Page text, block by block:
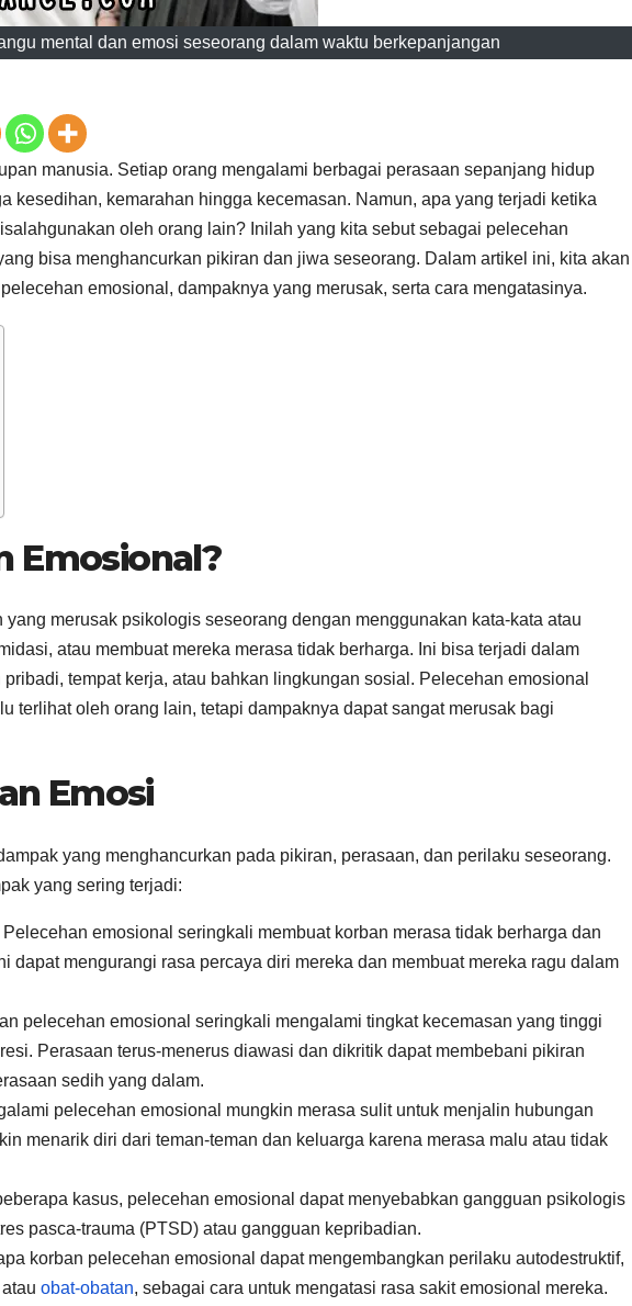
mental dan emosi seseorang dalam waktu berkepanjangan
manusia. Setiap orang mengalami berbagai perasaan sepanjang hidup
kesedihan, kemarahan hingga kecemasan. Namun, apa yang terjadi ketika
oleh orang lain? Inilah yang kita sebut sebagai pelecehan
bisa menghancurkan pikiran dan jiwa seseorang. Dalam artikel ini, kita akan
emosional, dampaknya yang merusak, serta cara mengatasinya.
Emosional?
merusak psikologis seseorang dengan menggunakan kata-kata atau
atau membuat mereka merasa tidak berharga. Ini bisa terjadi dalam
tempat kerja, atau bahkan lingkungan sosial. Pelecehan emosional
terlihat oleh orang lain, tetapi dampaknya dapat sangat merusak bagi
Emosi
yang menghancurkan pada pikiran, perasaan, dan perilaku seseorang.
yang sering terjadi:
Pelecehan emosional seringkali membuat korban merasa tidak berharga dan
dapat mengurangi rasa percaya diri mereka dan membuat mereka ragu dalam
pelecehan emosional seringkali mengalami tingkat kecemasan yang tinggi
Perasaan terus-menerus diawasi dan dikritik dapat membebani pikiran
sedih yang dalam.
pelecehan emosional mungkin merasa sulit untuk menjalin hubungan
menarik diri dari teman-teman dan keluarga karena merasa malu atau tidak
kasus, pelecehan emosional dapat menyebabkan gangguan psikologis
pasca-trauma (PTSD) atau gangguan kepribadian.
korban pelecehan emosional dapat mengembangkan perilaku autodestruktif,
obat-obatan, sebagai cara untuk mengatasi rasa sakit emosional mereka.